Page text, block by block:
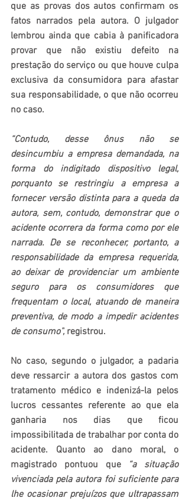
que as provas dos autos confirmam os
fatos narrados pela autora. O julgador
lembrou ainda que cabia à panificadora
provar que não existiu defeito na
prestação do serviço ou que houve culpa
exclusiva da consumidora para afastar
sua responsabilidade, o que não ocorreu
no caso.
“Contudo, desse ônus não se
desincumbiu a empresa demandada, na
forma do indigitado dispositivo legal,
porquanto se restringiu a empresa a
fornecer versão distinta para a queda da
autora, sem, contudo, demonstrar que o
acidente ocorrera da forma como por ele
narrada. De se reconhecer, portanto, a
responsabilidade da empresa requerida,
ao deixar de providenciar um ambiente
seguro para os consumidores que
frequentam o local, atuando de maneira
preventiva, de modo a impedir acidentes
de consumo”, registrou.
No caso, segundo o julgador, a padaria
deve ressarcir a autora dos gastos com
tratamento médico e indenizá-la pelos
lucros cessantes referente ao que ela
ganharia nos dias que ficou
impossibilitada de trabalhar por conta do
acidente. Quanto ao dano moral, o
magistrado pontuou que
“a situação
vivenciada pela autora foi suficiente para
lhe ocasionar prejuízos que ultrapassam